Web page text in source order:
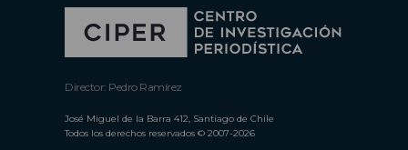
Director: Pedro Ramírez
José Miguel de la Barra 412, Santiago de Chile
Todos los derechos reservados © 2007-2026